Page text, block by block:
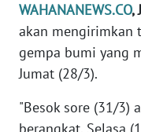
WAHANANEWS.CO,
akan mengirimkan
gempa bumi yang
Jumat (28/3).
"Besok sore (31/3)
EDITORIAL
Informasi
BERITA